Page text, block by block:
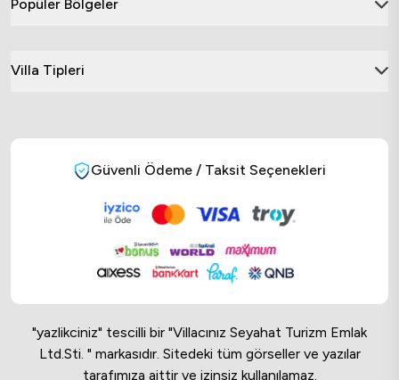
Popüler Bölgeler
Villa Tipleri
Güvenli Ödeme / Taksit Seçenekleri
"yazlikciniz" tescilli bir "Villacınız Seyahat Turizm Emlak
Ltd.Sti. " markasıdır. Sitedeki tüm görseller ve yazılar
tarafımıza aittir ve izinsiz kullanılamaz.